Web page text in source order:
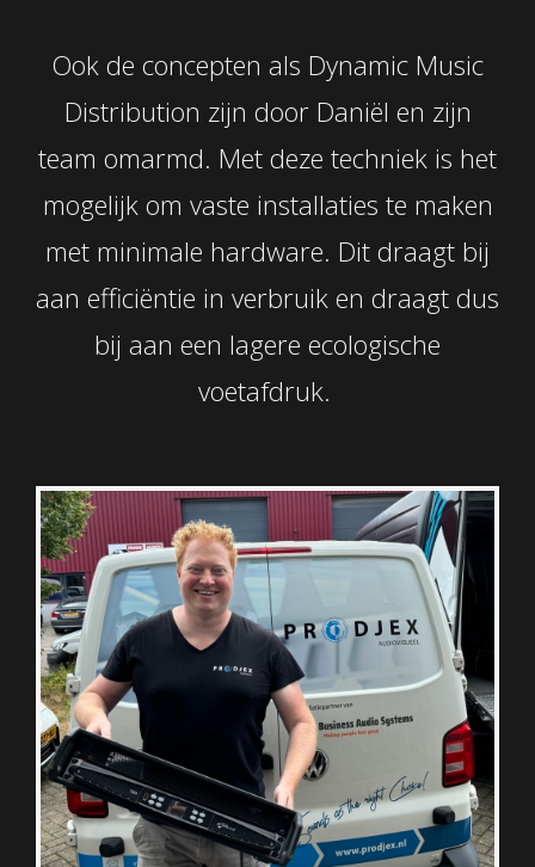
Ook de concepten als Dynamic Music
Distribution zijn door Daniël en zijn
team omarmd. Met deze techniek is het
mogelijk om vaste installaties te maken
met minimale hardware. Dit draagt bij
aan efficiëntie in verbruik en draagt dus
bij aan een lagere ecologische
voetafdruk.